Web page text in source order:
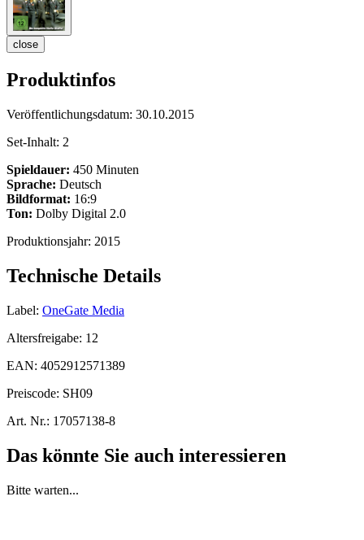
close
Produktinfos
Veröffentlichungsdatum: 30.10.2015
Set-Inhalt: 2
Spieldauer: 450 Minuten
Sprache: Deutsch
Bildformat: 16:9
Ton: Dolby Digital 2.0
Produktionsjahr: 2015
Technische Details
Label: OneGate Media
Altersfreigabe: 12
EAN: 4052912571389
Preiscode: SH09
Art. Nr.: 17057138-8
Das könnte Sie auch interessieren
Bitte warten...